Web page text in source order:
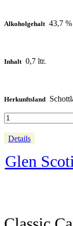
Alkoholgehalt 43,7
Inhalt 0,7 ltr.
Herkunftsland
Details
Glen